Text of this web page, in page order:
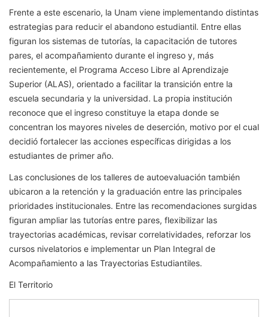
Frente a este escenario, la Unam viene implementando distintas
estrategias para reducir el abandono estudiantil. Entre ellas
figuran los sistemas de tutorías, la capacitación de tutores
pares, el acompañamiento durante el ingreso y, más
recientemente, el Programa Acceso Libre al Aprendizaje
Superior (ALAS), orientado a facilitar la transición entre la
escuela secundaria y la universidad. La propia institución
reconoce que el ingreso constituye la etapa donde se
concentran los mayores niveles de deserción, motivo por el cual
decidió fortalecer las acciones específicas dirigidas a los
estudiantes de primer año.
Las conclusiones de los talleres de autoevaluación también
ubicaron a la retención y la graduación entre las principales
prioridades institucionales. Entre las recomendaciones surgidas
figuran ampliar las tutorías entre pares, flexibilizar las
trayectorias académicas, revisar correlatividades, reforzar los
cursos nivelatorios e implementar un Plan Integral de
Acompañamiento a las Trayectorias Estudiantiles.
El Territorio